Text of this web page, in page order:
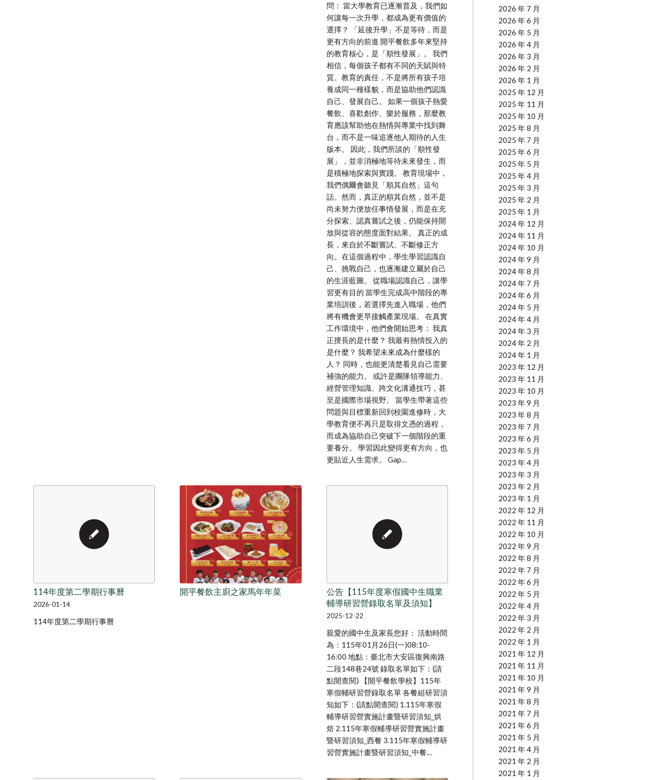
問： 當大學教育已逐漸普及，我們如
何讓每一次升學，都成為更有價值的
選擇？ 「延後升學」不是等待，而是
更有方向的前進 開平餐飲多年來堅持
的教育核心，是「順性發展」。 我們
相信，每個孩子都有不同的天賦與特
質。教育的責任，不是將所有孩子培
養成同一種樣貌，而是協助他們認識
自己、發展自己。 如果一個孩子熱愛
餐飲、喜歡創作、樂於服務，那麼教
育應該幫助他在熱情與專業中找到舞
台，而不是一味追逐他人期待的人生
版本。 因此，我們所談的「順性發
展」，並非消極地等待未來發生，而
是積極地探索與實踐。 教育現場中，
我們偶爾會聽見「順其自然」這句
話。然而，真正的順其自然，並不是
尚未努力便放任事情發展，而是在充
分探索、認真嘗試之後，仍能保持開
放與從容的態度面對結果。 真正的成
長，來自於不斷嘗試、不斷修正方
向。在這個過程中，學生學習認識自
己、挑戰自己，也逐漸建立屬於自己
的生涯藍圖。 從職場認識自己，讓學
習更有目的 當學生完成高中階段的專
業培訓後，若選擇先進入職場，他們
將有機會更早接觸產業現場。 在真實
工作環境中，他們會開始思考： 我真
正擅長的是什麼？ 我最有熱情投入的
是什麼？ 我希望未來成為什麼樣的
人？ 同時，也能更清楚看見自己需要
補強的能力。 或許是團隊領導能力、
經營管理知識、跨文化溝通技巧，甚
至是國際市場視野。 當學生帶著這些
問題與目標重新回到校園進修時，大
學教育便不再只是取得文憑的過程，
而成為協助自己突破下一個階段的重
要養分。 學習因此變得更有方向，也
更貼近人生需求。 Gap…
114年度第二學期行事曆
2026-01-14
114年度第二學期行事曆
開平餐飲主廚之家馬年年菜
公告【115年度寒假國中生職業
輔導研習營錄取名單及須知】
2025-12-22
親愛的國中生及家長您好： 活動時間
為：115年01月26日(一)08:10-
16:00 地點：臺北市大安區復興南路
二段148巷24號 錄取名單如下：(請
點開查閱) 【開平餐飲學校】115年
寒假輔研習營錄取名單 各餐組研習須
知如下：(請點開查閱) 1.115年寒假
輔導研習營實施計畫暨研習須知_烘
焙 2.115年寒假輔導研習營實施計畫
暨研習須知_西餐 3.115年寒假輔導研
習營實施計畫暨研習須知_中餐…
2026 年 7 月
2026 年 6 月
2026 年 5 月
2026 年 4 月
2026 年 3 月
2026 年 2 月
2026 年 1 月
2025 年 12 月
2025 年 11 月
2025 年 10 月
2025 年 8 月
2025 年 7 月
2025 年 6 月
2025 年 5 月
2025 年 4 月
2025 年 3 月
2025 年 2 月
2025 年 1 月
2024 年 12 月
2024 年 11 月
2024 年 10 月
2024 年 9 月
2024 年 8 月
2024 年 7 月
2024 年 6 月
2024 年 5 月
2024 年 4 月
2024 年 3 月
2024 年 2 月
2024 年 1 月
2023 年 12 月
2023 年 11 月
2023 年 10 月
2023 年 9 月
2023 年 8 月
2023 年 7 月
2023 年 6 月
2023 年 5 月
2023 年 4 月
2023 年 3 月
2023 年 2 月
2023 年 1 月
2022 年 12 月
2022 年 11 月
2022 年 10 月
2022 年 9 月
2022 年 8 月
2022 年 7 月
2022 年 6 月
2022 年 5 月
2022 年 4 月
2022 年 3 月
2022 年 2 月
2022 年 1 月
2021 年 12 月
2021 年 11 月
2021 年 10 月
2021 年 9 月
2021 年 8 月
2021 年 7 月
2021 年 6 月
2021 年 5 月
2021 年 4 月
2021 年 2 月
2021 年 1 月